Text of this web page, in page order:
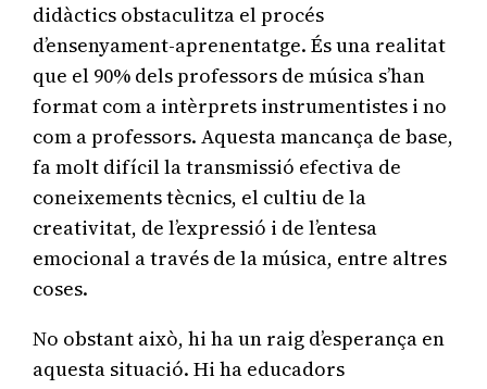
didàctics obstaculitza el procés
d’ensenyament-aprenentatge. És una realitat
que el 90% dels professors de música s’han
format com a intèrprets instrumentistes i no
com a professors. Aquesta mancança de base,
fa molt difícil la transmissió efectiva de
coneixements tècnics, el cultiu de la
creativitat, de l’expressió i de l’entesa
emocional a través de la música, entre altres
coses.
No obstant això, hi ha un raig d’esperança en
aquesta situació. Hi ha educadors